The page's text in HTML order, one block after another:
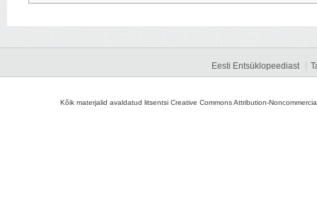
Eesti Entsüklopeediast
Kõik materjalid avaldatud litsentsi Creative Commons Attribution-